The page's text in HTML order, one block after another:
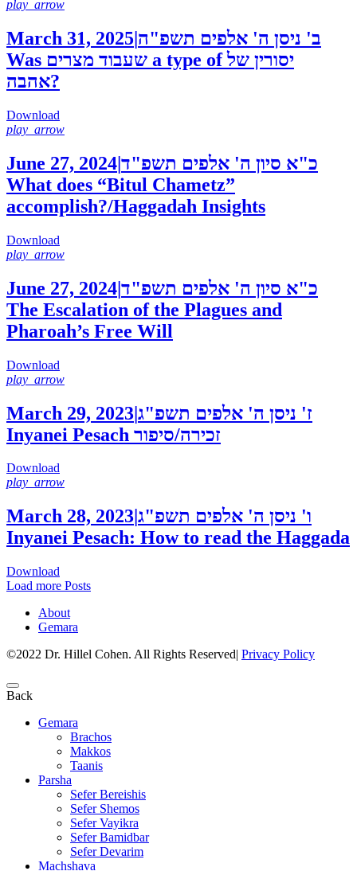
play_arrow
March 31, 2025 ב' ניסן ה' אלפים תשפ"ה
Was שעבוד מצרים a type of יסורין של
אהבה?
Download
play_arrow
June 27, 2024|כ"א סיון ה' אלפים תשפ"ד
What does “Bitul Chametz”
accomplish?/Haggadah Insights
Download
play_arrow
June 27, 2024|כ"א סיון ה' אלפים תשפ"ד
The Escalation of the Plagues and
Pharoah’s Free Will
Download
play_arrow
March 29, 2023|ז' ניסן ה' אלפים תשפ"ג
Inyanei Pesach זכירה/סיפור
Download
play_arrow
March 28, 2023ו' ניסן ה' אלפים תשפ"ג
Inyanei Pesach: How to read the Haggada
Download
Load more Posts
About
Gemara
©2022 Dr. Hillel Cohen. All Rights Reserved| Privacy Policy
Back
Gemara
Brachos
Makkos
Taanis
Parsha
Sefer Bereishis
Sefer Shemos
Sefer Vayikra
Sefer Bamidbar
Sefer Devarim
Machshava